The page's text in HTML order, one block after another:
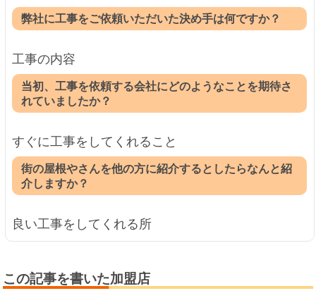
弊社に工事をご依頼いただいた決め手は何ですか？
工事の内容
当初、工事を依頼する会社にどのようなことを期待さ
れていましたか？
すぐに工事をしてくれること
街の屋根やさんを他の方に紹介するとしたらなんと紹
介しますか？
良い工事をしてくれる所
この記事を書いた加盟店